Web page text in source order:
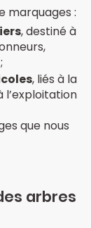
marquages :
, destiné à
, liés à la
que nous
arbres